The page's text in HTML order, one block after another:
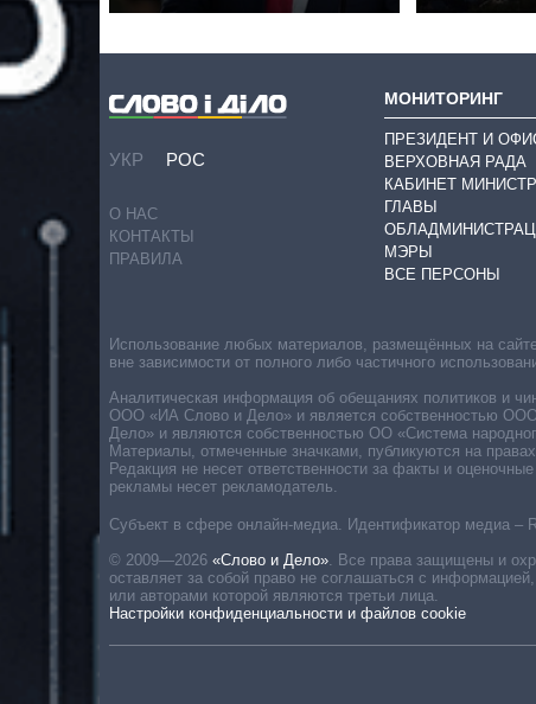
УКР РОС
О НАС
КОНТАКТЫ
ПРАВИЛА
МОНИТОРИНГ
ПРЕЗИДЕНТ И
ВЕРХОВНАЯ РАДА
КАБИНЕТ
ГЛАВЫ
МЭРЫ
ВСЕ ПЕРСОНЫ
Субъект в сфере онлайн-медиа. Идентификатор медиа –
© 2009—2026 «Слово и Дело»
Все права защищены и
оставляет за собой право не соглашаться с
или авторами которой являются третьи лица.
Настройки конфиденциальности и файлов cookie
Использование любых материалов, размещённых на
вне зависимости от полного либо частичного
Аналитическая информация об обещаниях политиков и
ООО «ИА Слово и Дело» и является собственностью
Дело» и являются собственностью ОО «Система
Материалы, отмеченные значками, публикуются на
Редакция не несет ответственности за факты и
рекламы несет рекламодатель.